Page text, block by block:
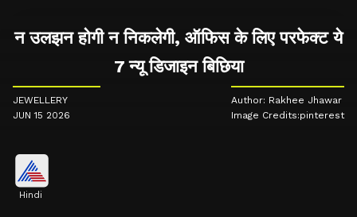
न उलझन होगी न निकलेगी, ऑफिस के लिए परफेक्ट ये
7 न्यू डिजाइन बिछिया
JEWELLERY
JUN 15 2026
Author: Rakhee Jhawar
Image Credits:pinterest
Hindi